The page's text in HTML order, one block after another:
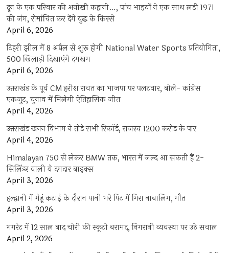
दून के एक परिवार की अनोखी कहानी…, पांच भाइयों ने एक साथ लड़ी 1971
की जंग, रोमांचित कर देंगे युद्ध के किस्से
April 6, 2026
टिहरी झील में 8 अप्रैल से शुरू होगी National Water Sports प्रतियोगिता,
500 खिलाड़ी दिखाएंगे दमखम
April 6, 2026
उत्तराखंड के पूर्व CM हरीश रावत का भाजपा पर पलटवार, बोले- कांग्रेस
एकजुट, चुनाव में मिलेगी ऐतिहासिक जीत
April 4, 2026
उत्तराखंड खनन विभाग ने तोड़े सभी रिकॉर्ड, राजस्व 1200 करोड़ के पार
April 4, 2026
Himalayan 750 से लेकर BMW तक, भारत में जल्द आ सकती हैं 2-
सिलिंडर वाली ये दमदार बाइक्स
April 3, 2026
हल्द्वानी में गेहूं कटाई के दौरान पानी भरे पिट में गिरा नाबालिग, मौत
April 3, 2026
गगरेट में 12 साल बाद चोरी की स्कूटी बरामद, निगरानी व्यवस्था पर उठे सवाल
April 2, 2026